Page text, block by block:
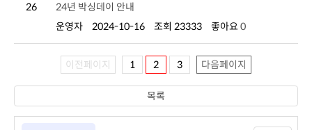
26
24년 박싱데이 안내
운영자
2024-10-16 조회 23333 좋아요 0
이전페이지 1 2 3 다음페이지
목록